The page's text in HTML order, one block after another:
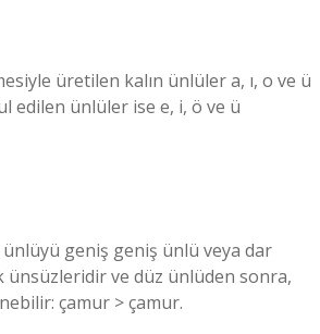
üretilen kalın ünlüler a, ı, o ve ü
edilen ünlüler ise e, i, ö ve ü
geniş geniş ünlü veya dar
ünsüzleridir ve düz ünlüden sonra,
çamur > çamur.